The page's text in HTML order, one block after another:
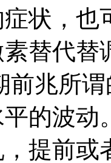
状，也
替代替
兆所
的波
提前或